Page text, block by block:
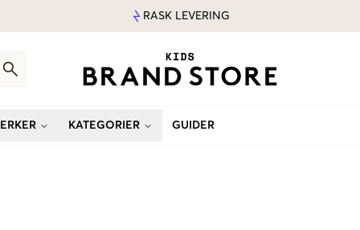
RASK LEVERING
KATEGORIER GUIDER